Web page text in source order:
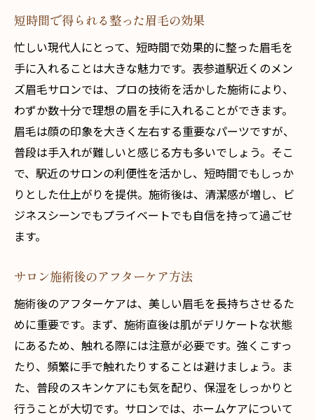
短時間で得られる整った眉毛の効果
忙しい現代人にとって、短時間で効果的に整った眉毛を
手に入れることは大きな魅力です。表参道駅近くのメン
ズ眉毛サロンでは、プロの技術を活かした施術により、
わずか数十分で理想の眉を手に入れることができます。
眉毛は顔の印象を大きく左右する重要なパーツですが、
普段は手入れが難しいと感じる方も多いでしょう。そこ
で、駅近のサロンの利便性を活かし、短時間でもしっか
りとした仕上がりを提供。施術後は、清潔感が増し、ビ
ジネスシーンでもプライベートでも自信を持って過ごせ
ます。
サロン施術後のアフターケア方法
施術後のアフターケアは、美しい眉毛を長持ちさせるた
めに重要です。まず、施術直後は肌がデリケートな状態
にあるため、触れる際には注意が必要です。強くこすっ
たり、頻繁に手で触れたりすることは避けましょう。ま
た、普段のスキンケアにも気を配り、保湿をしっかりと
行うことが大切です。サロンでは、ホームケアについて